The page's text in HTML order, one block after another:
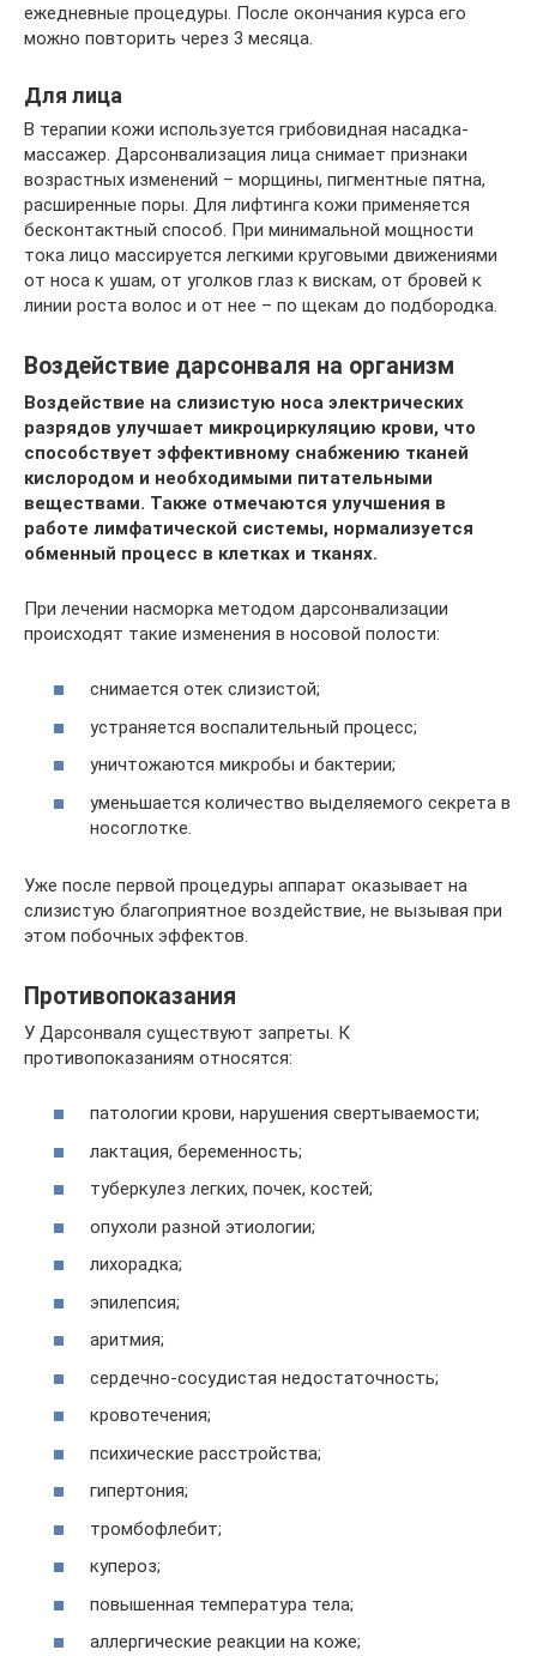
ежедневные процедуры. После окончания курса его
можно повторить через 3 месяца.
Для лица
В терапии кожи используется грибовидная насадка-
массажер. Дарсонвализация лица снимает признаки
возрастных изменений – морщины, пигментные пятна,
расширенные поры. Для лифтинга кожи применяется
бесконтактный способ. При минимальной мощности
тока лицо массируется легкими круговыми движениями
от носа к ушам, от уголков глаз к вискам, от бровей к
линии роста волос и от нее – по щекам до подбородка.
Воздействие дарсонваля на организм
Воздействие на слизистую носа электрических
разрядов улучшает микроциркуляцию крови, что
способствует эффективному снабжению тканей
кислородом и необходимыми питательными
веществами. Также отмечаются улучшения в
работе лимфатической системы, нормализуется
обменный процесс в клетках и тканях.
При лечении насморка методом дарсонвализации
происходят такие изменения в носовой полости:
снимается отек слизистой;
устраняется воспалительный процесс;
уничтожаются микробы и бактерии;
уменьшается количество выделяемого секрета в
носоглотке.
Уже после первой процедуры аппарат оказывает на
слизистую благоприятное воздействие, не вызывая при
этом побочных эффектов.
Противопоказания
У Дарсонваля существуют запреты. К
противопоказаниям относятся:
патологии крови, нарушения свертываемости;
лактация, беременность;
туберкулез легких, почек, костей;
опухоли разной этиологии;
лихорадка;
эпилепсия;
аритмия;
сердечно-сосудистая недостаточность;
кровотечения;
психические расстройства;
гипертония;
тромбофлебит;
купероз;
повышенная температура тела;
аллергические реакции на коже;